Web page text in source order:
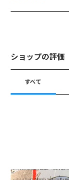
ショップの評価
すべて